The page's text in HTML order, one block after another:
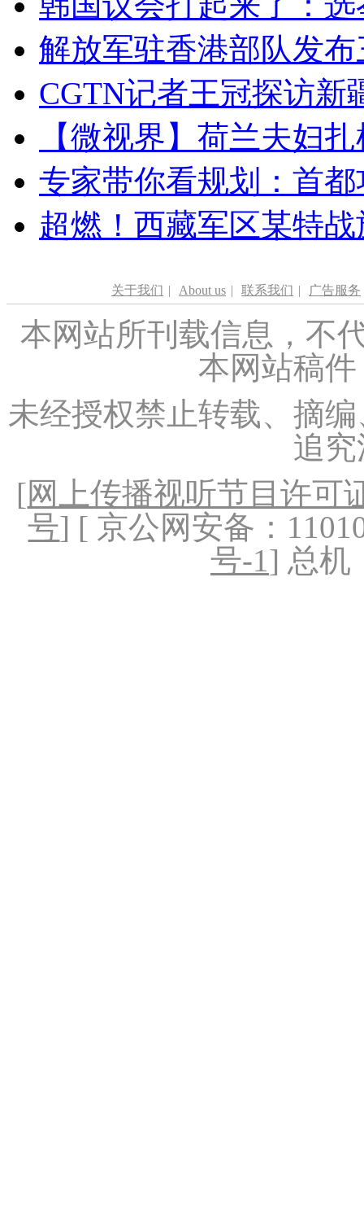
解放军驻香港部队发
CGTN记者王冠探访新
【微视界】荷兰夫妇
专家带你看规划：首
超燃！西藏军区某特
关于我们 | About us | 联系我们 | 广告服务
本网站所刊载信息，不
本网站稿
未经授权禁止转载、摘
追
[网上传播视听节目许可
号] [ 京公网安备：
号-1] 总机